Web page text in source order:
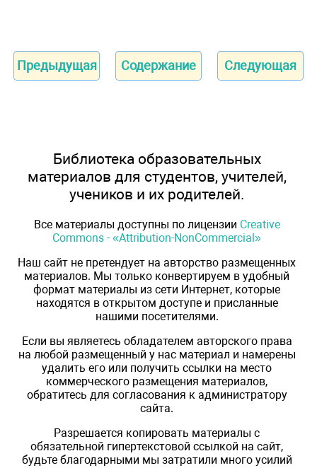
Предыдущая Содержание Следующая
Библиотека образовательных
материалов для студентов, учителей,
учеников и их родителей.
Все материалы доступны по лицензии Creative
Commons - «Attribution-NonCommercial»
Наш сайт не претендует на авторство размещенных
материалов. Мы только конвертируем в удобный
формат материалы из сети Интернет, которые
находятся в открытом доступе и присланные
нашими посетителями.
Если вы являетесь обладателем авторского права
на любой размещенный у нас материал и намерены
удалить его или получить ссылки на место
коммерческого размещения материалов,
обратитесь для согласования к администратору
сайта.
Разрешается копировать материалы с
обязательной гипертекстовой ссылкой на сайт,
будьте благодарными мы затратили много усилий